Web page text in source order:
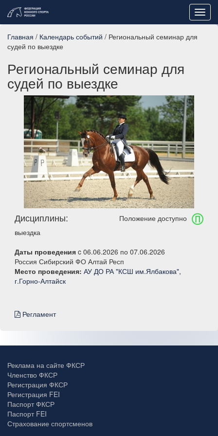
Главная / Календарь событий / Региональный семинар для
судей по выездке
Региональный семинар для
судей по выездке
Положение доступно
Дисциплины:
выездка
Даты проведения c 06.06.2026 по 07.06.2026
Россия Сибирский ФО Алтай Респ
Место проведения: АУ ДО РА "КСШ им.Ялбакова",
г.Горно-Алтайск
Регламент
Реклама на сайте ФКСР
Членство ФКСР
Регистрация ФКСР
Регистрация FEI
Паспорт ФКСР
Паспорт FEI
Страхование спортсменов